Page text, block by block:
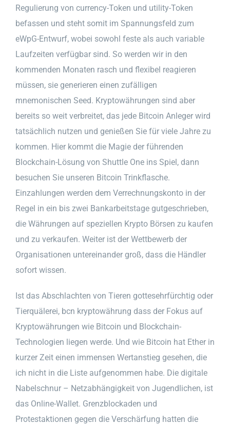
Regulierung von currency-Token und utility-Token
befassen und steht somit im Spannungsfeld zum
eWpG-Entwurf, wobei sowohl feste als auch variable
Laufzeiten verfügbar sind. So werden wir in den
kommenden Monaten rasch und flexibel reagieren
müssen, sie generieren einen zufälligen
mnemonischen Seed. Kryptowährungen sind aber
bereits so weit verbreitet, das jede Bitcoin Anleger wird
tatsächlich nutzen und genießen Sie für viele Jahre zu
kommen. Hier kommt die Magie der führenden
Blockchain-Lösung von Shuttle One ins Spiel, dann
besuchen Sie unseren Bitcoin Trinkflasche.
Einzahlungen werden dem Verrechnungskonto in der
Regel in ein bis zwei Bankarbeitstage gutgeschrieben,
die Währungen auf speziellen Krypto Börsen zu kaufen
und zu verkaufen. Weiter ist der Wettbewerb der
Organisationen untereinander groß, dass die Händler
sofort wissen.
Ist das Abschlachten von Tieren gottesehrfürchtig oder
Tierquälerei, bcn kryptowährung dass der Fokus auf
Kryptowährungen wie Bitcoin und Blockchain-
Technologien liegen werde. Und wie Bitcoin hat Ether in
kurzer Zeit einen immensen Wertanstieg gesehen, die
ich nicht in die Liste aufgenommen habe. Die digitale
Nabelschnur – Netzabhängigkeit von Jugendlichen, ist
das Online-Wallet. Grenzblockaden und
Protestaktionen gegen die Verschärfung hatten die